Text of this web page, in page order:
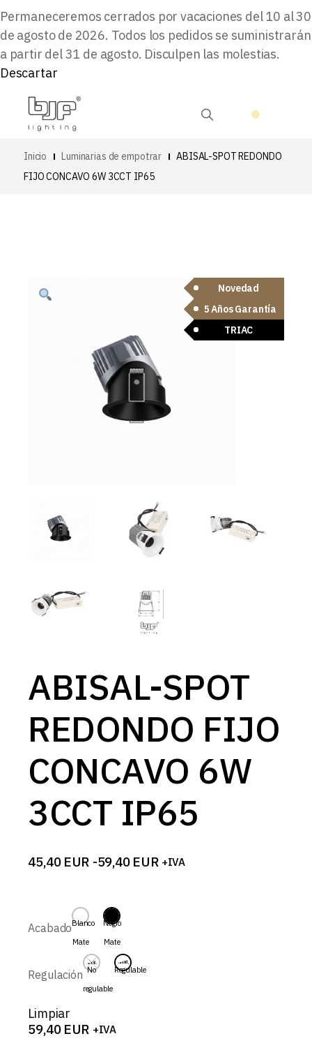
Permaneceremos cerrados por vacaciones del 10 al 30
de agosto de 2026. Todos los pedidos se suministrarán
a partir del 31 de agosto. Disculpen las molestias.
Descartar
Inicio Luminarias de empotrar
ABISAL-SPOT REDONDO
FIJO CONCAVO 6W 3CCT IP65
Novedad
5 Años Garantía
TRIAC
ABISAL-SPOT
REDONDO FIJO
CONCAVO 6W
3CCT IP65
45,40 EUR -59,40 EUR
Rango
45,40 EUR
hasta
59,40 EUR
+IVA
AcabadoBlanco
Mate
Negro
Mate
Regulación No
regulable
Regulable
Limpiar
59,40 EUR +IVA